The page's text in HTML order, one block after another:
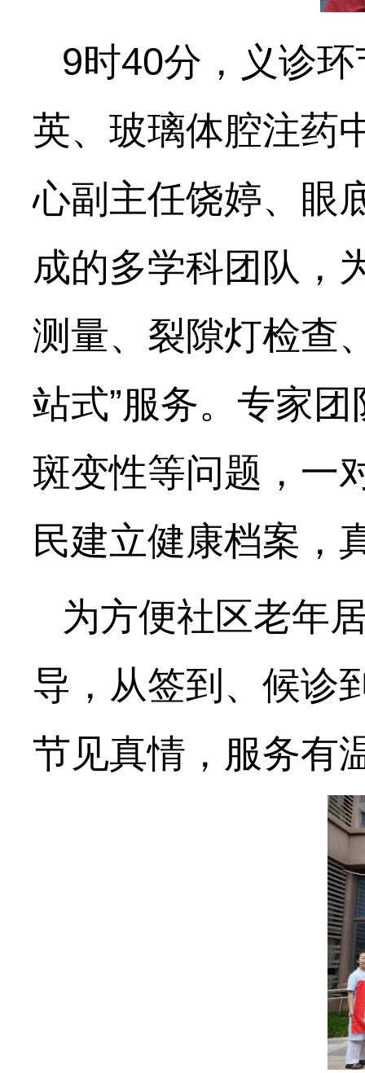
9时40分，义诊
英、玻璃体腔注药
心副主任饶婷、眼
成的多学科团队，
测量、裂隙灯检查
站式”服务。专家
斑变性等问题，一
民建立健康档案，
为方便社区老年
导，从签到、候诊
节见真情，服务有